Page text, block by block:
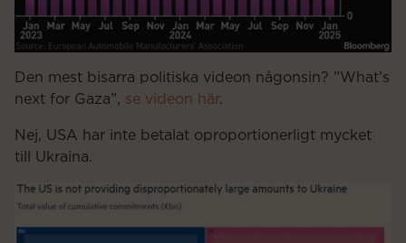
Den mest bisarra politiska videon någonsin? ”What’s
next for Gaza”, se videon här.
Nej, USA har inte betalat oproportionerligt mycket
till Ukraina.